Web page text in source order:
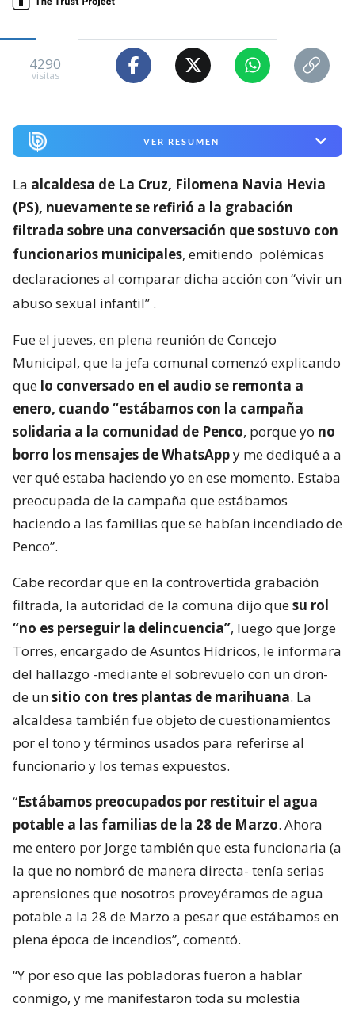
4290
visitas
VER RESUMEN
La alcaldesa de La Cruz, Filomena Navia Hevia
(PS), nuevamente se refirió a la grabación
filtrada sobre una conversación que sostuvo con
funcionarios municipales, emitiendo polémicas
declaraciones al comparar dicha acción con “vivir un
abuso sexual infantil” .
Fue el jueves, en plena reunión de Concejo
Municipal, que la jefa comunal comenzó explicando
que lo conversado en el audio se remonta a
enero, cuando “estábamos con la campaña
solidaria a la comunidad de Penco, porque yo no
borro los mensajes de WhatsAppy me dediqué a a
ver qué estaba haciendo yo en ese momento. Estaba
preocupada de la campaña que estábamos
haciendo a las familias que se habían incendiado de
Penco”.
Cabe recordar que en la controvertida grabación
filtrada, la autoridad de la comuna dijo quesu rol
“no es perseguir la delincuencia”, luego que Jorge
Torres, encargado de Asuntos Hídricos, le informara
del hallazgo -mediante el sobrevuelo con un dron-
de unsitio con tres plantas de marihuana. La
alcaldesa también fue objeto de cuestionamientos
por el tono y términos usados para referirse al
funcionario y los temas expuestos.
“Estábamos preocupados por restituir el agua
potable a las familias de la 28 de Marzo. Ahora
me entero por Jorge también que esta funcionaria (a
la que no nombró de manera directa- tenía serias
aprensiones que nosotros proveyéramos de agua
potable a la 28 de Marzo a pesar que estábamos en
plena época de incendios”, comentó.
“Y por eso que las pobladoras fueron a hablar
conmigo, y me manifestaron toda su molestia